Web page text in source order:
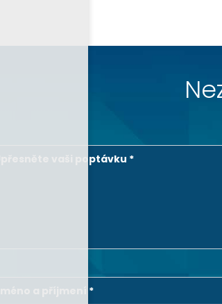
Upřesněte vaši poptávku *
Jméno a příjmení *